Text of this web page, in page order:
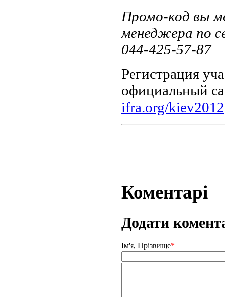
Промо-код вы
менеджера по
044-425-57-87
Регистрация
официальный
ifra.org/kiev2012
Коментарі
Додати
Ім'я, Прізвище*